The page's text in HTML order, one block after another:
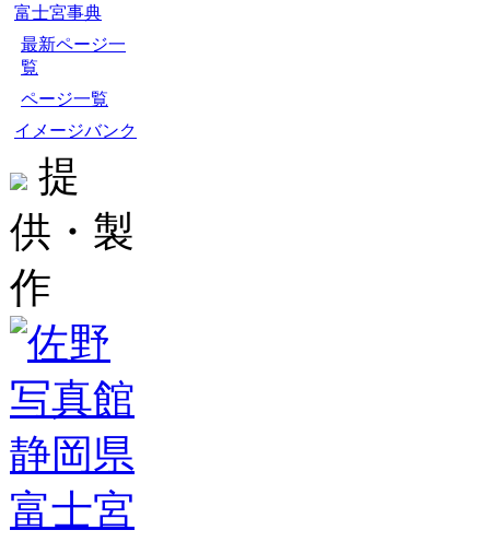
富士宮事典
最新ページ一
覧
ページ一覧
イメージバンク
提
供・製
作